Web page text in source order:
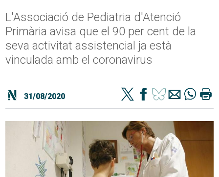
L'Associació de Pediatria d'Atenció
Primària avisa que el 90 per cent de la
seva activitat assistencial ja està
vinculada amb el coronavirus
31/08/2020